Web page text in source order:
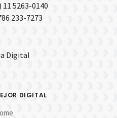
11 5263-0140
233-7273
Digital
DIGITAL